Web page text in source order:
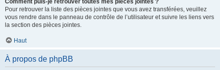
Comment puis-je retrouver toutes mes pièces jointes ?
Pour retrouver la liste des pièces jointes que vous avez transférées, veuillez
vous rendre dans le panneau de contrôle de l’utilisateur et suivre les liens vers
la section des pièces jointes.
Haut
À propos de phpBB